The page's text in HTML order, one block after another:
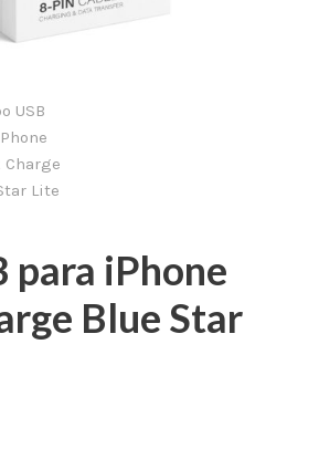
para iPhone
Blue Star